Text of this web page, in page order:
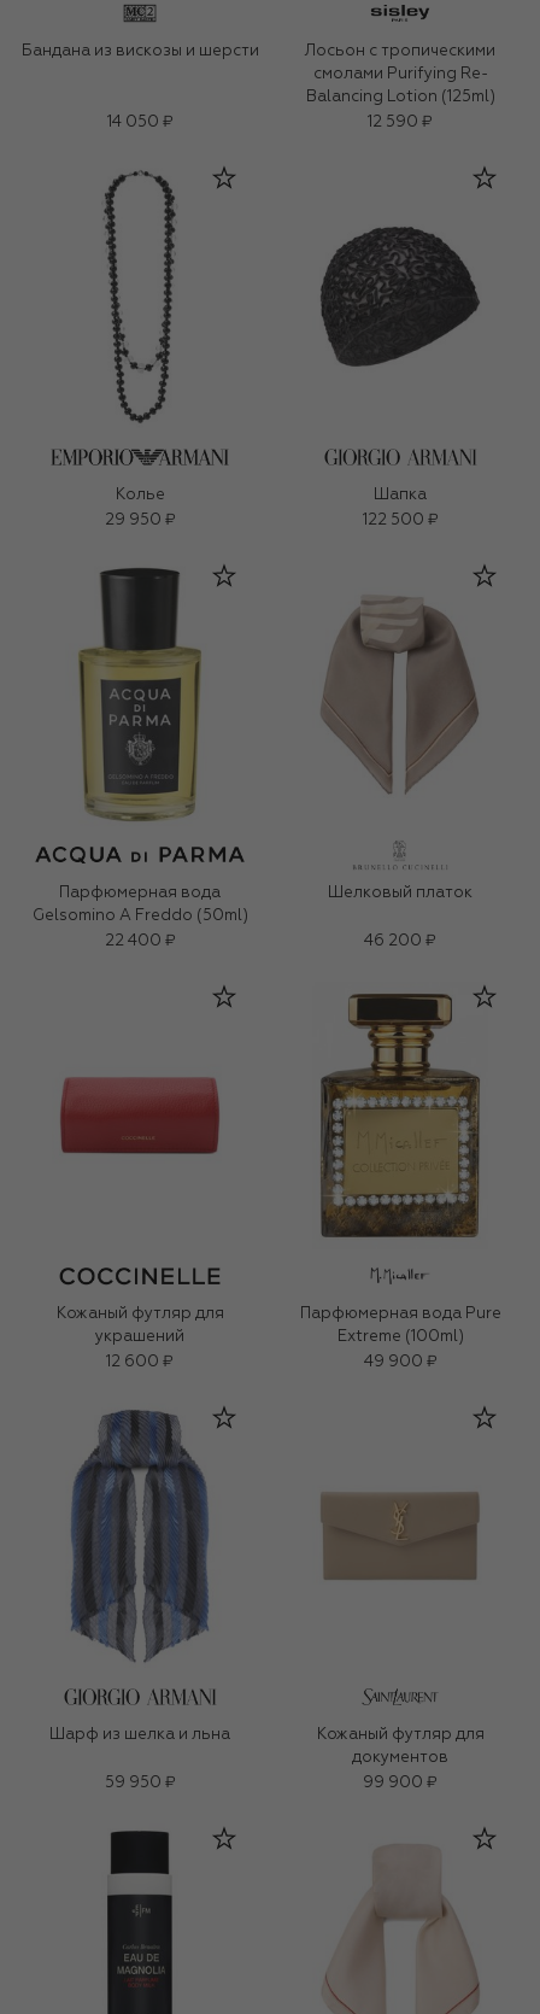
Бандана из вискозы и шерсти
14 050 ₽
Лосьон с тропическими
смолами Purifying Re-
Balancing Lotion (125ml)
12 590 ₽
Колье
29 950 ₽
Шапка
122 500 ₽
Парфюмерная вода
Gelsomino A Freddo (50ml)
22 400 ₽
Шелковый платок
46 200 ₽
Кожаный футляр для
украшений
12 600 ₽
Парфюмерная вода Pure
Extreme (100ml)
49 900 ₽
Шарф из шелка и льна
59 950 ₽
Кожаный футляр для
документов
99 900 ₽